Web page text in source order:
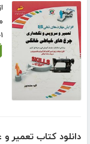
دانلود کتاب تعمیر